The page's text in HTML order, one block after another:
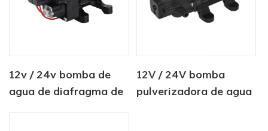
12v / 24v bomba de
agua de diafragma de
12V / 24V bomba
pulverizadora de agua